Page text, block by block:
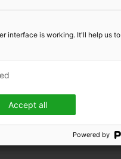
interface is working. It'll help us to
Accept all
Powered by